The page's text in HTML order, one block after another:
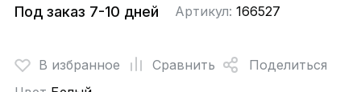
Под заказ 7-10 дней Артикул: 166527
В избранное Сравнить
Поделиться